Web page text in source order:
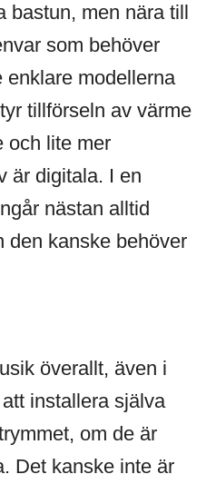
men nära till
som behöver
enklare modellerna
tillförseln av värme
och lite mer
är digitala. I en
nästan alltid
den kanske behöver
överallt, även i
installera själva
om de är
Det kanske inte är